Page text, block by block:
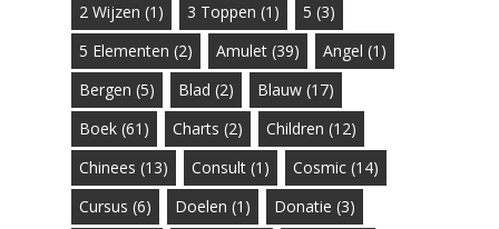
2 Wijzen (1) 3 Toppen (1) 5 (3)
5 Elementen (2) Amulet (39) Angel (1)
Bergen (5) Blad (2) Blauw (17)
Boek (61) Charts (2) Children (12)
Chinees (13) Consult (1) Cosmic (14)
Cursus (6) Doelen (1) Donatie (3)